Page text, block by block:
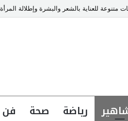
للعناية بالشعر والبشرة وإطلالة المرأة
رياضة صحة فن